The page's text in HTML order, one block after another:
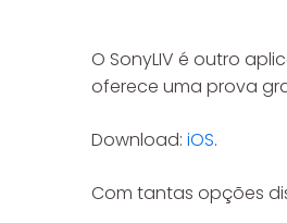
O SonyLIV é outro
oferece uma prova
Download: iOS.
Com tantas opções